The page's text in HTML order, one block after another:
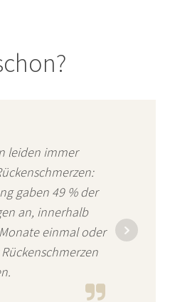
leiden immer
gaben 49 % der
an, innerhalb
einmal oder